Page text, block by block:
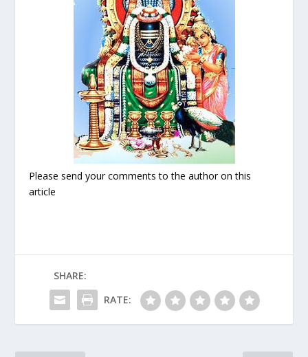
Please send your comments to the author on this
article
SHARE:
RATE: